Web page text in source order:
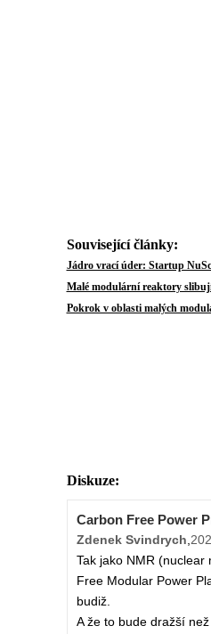
Související články:
Jádro vrací úder: Startup
Malé modulární reaktory
Pokrok v oblasti malých
Diskuze:
Carbon Free Power
Zdenek Svindrych,
Tak jako NMR
Free Modular Power
budiž.
A že to bude dražší